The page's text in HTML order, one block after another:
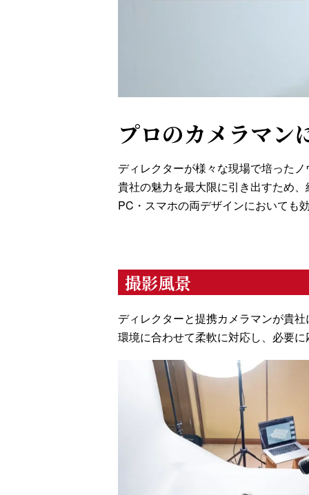
プロのカメラマン
ディレクターが様々な現場で培った
貴社の魅力を最大限に引き出すため
PC・スマホの両デザインにおいても
撮影風景
ディレクターと提携カメラマンが貴
環境に合わせて柔軟に対応し、必要